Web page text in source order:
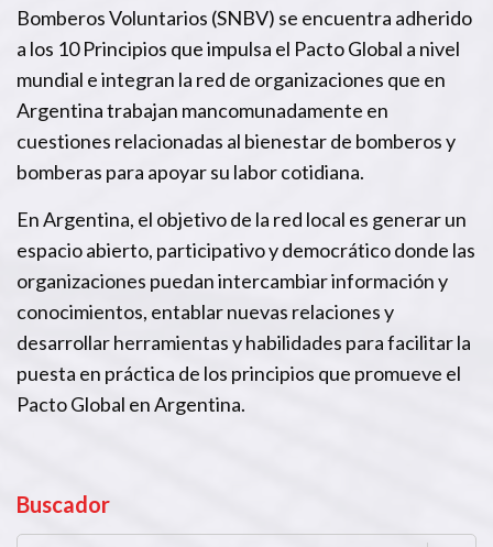
Bomberos Voluntarios (SNBV) se encuentra adherido
a los 10 Principios que impulsa el Pacto Global a nivel
mundial e integran la red de organizaciones que en
Argentina trabajan mancomunadamente en
cuestiones relacionadas al bienestar de bomberos y
bomberas para apoyar su labor cotidiana.
En Argentina, el objetivo de la red local es generar un
espacio abierto, participativo y democrático donde las
organizaciones puedan intercambiar información y
conocimientos, entablar nuevas relaciones y
desarrollar herramientas y habilidades para facilitar la
puesta en práctica de los principios que promueve el
Pacto Global en Argentina.
Buscador